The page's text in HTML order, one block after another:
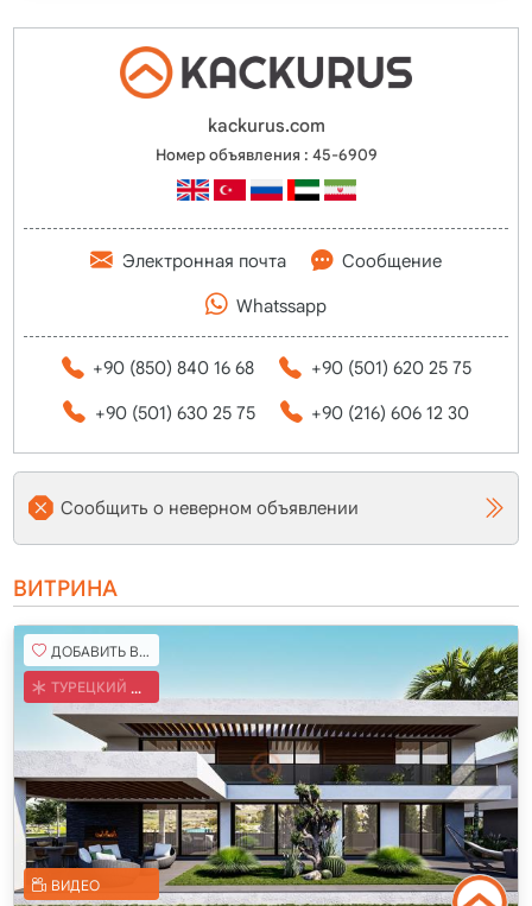
kackurus.com
Номер объявления : 45-6909
Электронная почта Сообщение
Whatssapp
+90 (850) 840 16 68 +90 (501) 620 25 75
+90 (501) 630 25 75 +90 (216) 606 12 30
Сообщить о неверном объявлении
ВИТРИНА
ДОБАВИТЬ В ИЗБРАННОЕ
ТУРЕЦКИЙ КОБ
ВИДЕО